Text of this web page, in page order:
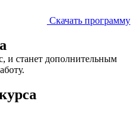
Скачать программу
и станет дополнительным